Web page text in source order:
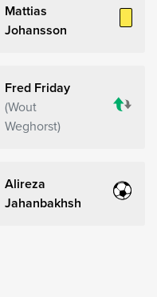
Mattias
Johansson
Fred Friday
Wout
Weghorst
Alireza
Jahanbakhsh